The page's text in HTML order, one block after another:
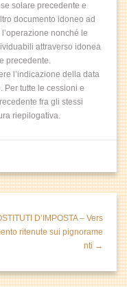
solare precedente e
documento idoneo ad
nonché le
attraverso idonea
precedente.
l’indicazione della data
Per tutte le cessioni e
fra gli stessi
riepilogativa.
D’IMPOSTA – Vers
ritenute sui pignorame
nti →